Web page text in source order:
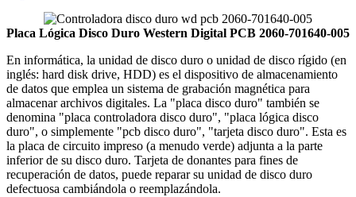
Placa Lógica Disco Duro Western Digital PCB 2060-701640-005
En informática, la unidad de disco duro o unidad de disco rígido (en
inglés: hard disk drive, HDD) es el dispositivo de almacenamiento
de datos que emplea un sistema de grabación magnética para
almacenar archivos digitales. La "placa disco duro" también se
denomina "placa controladora disco duro", "placa lógica disco
duro", o simplemente "pcb disco duro", "tarjeta disco duro". Esta es
la placa de circuito impreso (a menudo verde) adjunta a la parte
inferior de su disco duro. Tarjeta de donantes para fines de
recuperación de datos, puede reparar su unidad de disco duro
defectuosa cambiándola o reemplazándola.